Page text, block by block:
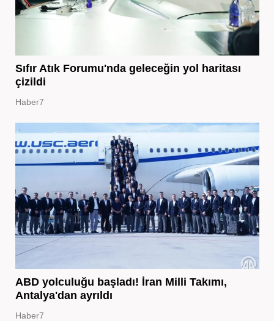
Sıfır Atık Forumu'nda geleceğin yol haritası
çizildi
Haber7
ABD yolculuğu başladı! İran Milli Takımı,
Antalya'dan ayrıldı
Haber7